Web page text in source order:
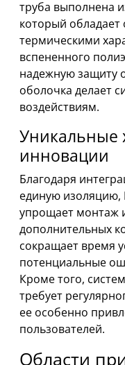
труба выполнена
который
термическими
вспененного
надежную защиту
оболочка делает
воздействиям.
Уникальные
инновации
Благодаря
единую изоляцию,
упрощает монтаж
дополнительных
сокращает время
потенциальные
Кроме того,
требует
ее особенно
пользователей.
Области